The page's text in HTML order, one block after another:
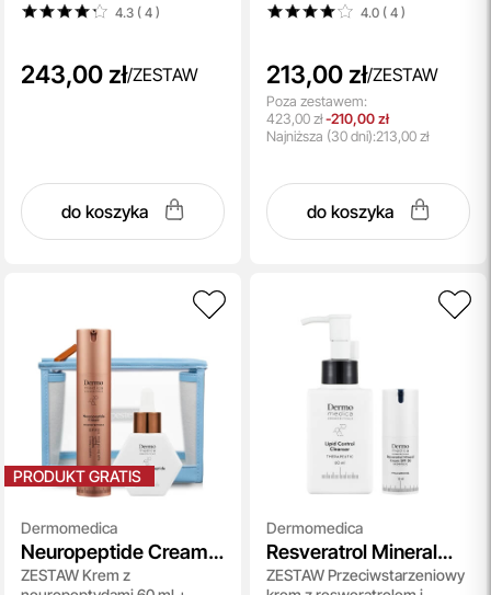
ml + Krem SPF50 15 ml
4.3 ( 4)
243,00 zł/ZESTAW
do koszyka
kompleksem peptydowo-
4.0 ( 4)
213,00 zł/ZESTAW
Poza zestawem:
423,00 zł-210,00 zł
Najniższa (30 dni):213,00 zł
do koszyka
PRODUKT GRATIS
Dermomedica
Neuropeptide Cream +
Copper Multipeptide
ZESTAW Krem z
Dermomedica
Resveratrol Mineral
Cream SPF 30 + Lipid
ZESTAW Przeciwstarzeniowy